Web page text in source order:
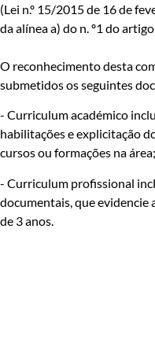
(Lei n.º 15/2015 de 16 de
da alínea a) do n. º1 do artigo
O reconhecimento desta
submetidos os seguintes
- Curriculum académico
habilitações e explicitação
cursos ou formações na área;
- Curriculum profissional
documentais, que
de 3 anos.